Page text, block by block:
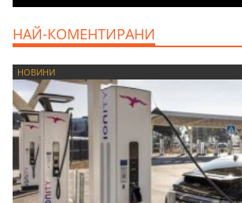
НАЙ-КОМЕНТИРАНИ
НОВИНИ